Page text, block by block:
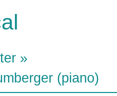
»​
(piano)